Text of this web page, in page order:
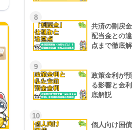
8
共済の割戻
配当金との
点まで徹底
9
政策金利が
る影響と金
底解説
10
個人向け国